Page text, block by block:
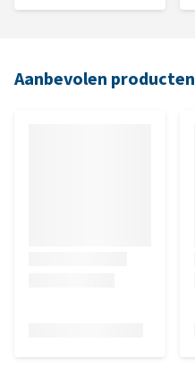
Aanbevolen producten